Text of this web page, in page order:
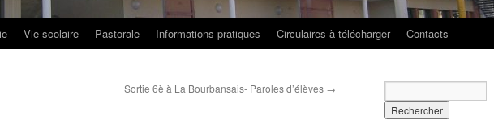
Vie scolaire Pastorale Informations pratiques Circulaires à télécharger Contacts
Sortie 6è à La Bourbansais- Paroles d’élèves →